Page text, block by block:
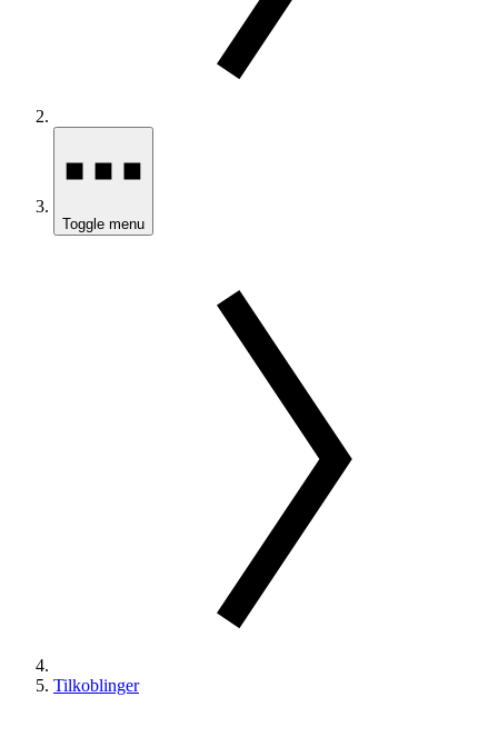
Toggle menu
Tilkoblinger